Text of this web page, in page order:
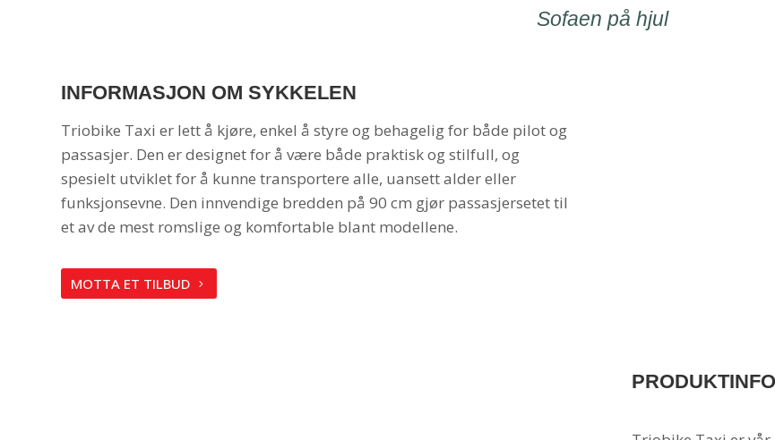
Sofaen på hjul
INFORMASJON OM SYKKELEN
Triobike Taxi er lett å kjøre, enkel å styre og behagelig for både pilot og
passasjer. Den er designet for å være både praktisk og stilfull, og
spesielt utviklet for å kunne transportere alle, uansett alder eller
funksjonsevne. Den innvendige bredden på 90 cm gjør passasjersetet til
et av de mest romslige og komfortable blant modellene.
MOTTA ET TILBUD